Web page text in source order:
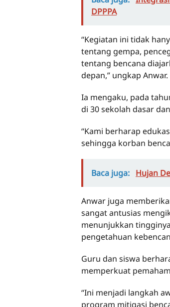
DPPPA
“Kegiatan ini tidak
tentang gempa,
tentang bencana
depan,” ungkap Anwar.
Ia mengaku, pada
di 30 sekolah dasar
“Kami berharap
sehingga korban
Baca juga: Hujan
Anwar juga
sangat antusias
menunjukkan
pengetahuan
Guru dan siswa
memperkuat
“Ini menjadi langkah
program mitigasi